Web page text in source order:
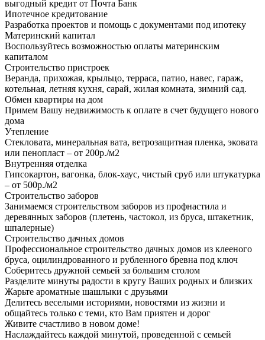
выгодный кредит от Почта Банк
Ипотечное кредитование
Разработка проектов и помощь с документами под ипотеку
Материнский капитал
Воспользуйтесь возможностью оплаты материнским
капиталом
Строительство пристроек
Веранда, прихожая, крыльцо, терраса, патио, навес, гараж,
котельная, летняя кухня, сарай, жилая комната, зимний сад.
Обмен квартиры на дом
Примем Вашу недвижимость к оплате в счет будущего нового
дома
Утепление
Стекловата, минеральная вата, ветрозащитная пленка, эковата
или пенопласт – от 200р./м2
Внутренняя отделка
Гипсокартон, вагонка, блок-хаус, чистый сруб или штукатурка
– от 500р./м2
Строительство заборов
Занимаемся строительством заборов из профнастила и
деревянных заборов (плетень, частокол, из бруса, штакетник,
шпалерные)
Строительство дачных домов
Профессиональное строительство дачных домов из клееного
бруса, оцилиндрованного и рубленного бревна под ключ
Соберитесь дружной семьей за большим столом
Разделите минуты радости в кругу Ваших родных и близких
Жарьте ароматные шашлыки с друзьями
Делитесь веселыми историями, новостями из жизни и
общайтесь только с теми, кто Вам приятен и дорог
Живите счастливо в новом доме!
Наслаждайтесь каждой минутой, проведенной с семьей